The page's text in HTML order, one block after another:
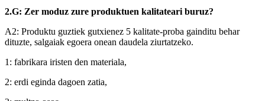
2.G: Zer moduz zure produktuen kalitateari buruz?
A2: Produktu guztiek gutxienez 5 kalitate-proba gainditu behar
dituzte, salgaiak egoera onean daudela ziurtatzeko.
1: fabrikara iristen den materiala,
2: erdi eginda dagoen zatia,